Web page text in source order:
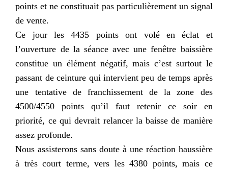
points et ne constituait pas particulièrement un signal
de vente.
Ce jour les 4435 points ont volé en éclat et
l’ouverture de la séance avec une fenêtre baissière
constitue un élément négatif, mais c’est surtout le
passant de ceinture qui intervient peu de temps après
une tentative de franchissement de la zone des
4500/4550 points qu’il faut retenir ce soir en
priorité, ce qui devrait relancer la baisse de manière
assez profonde.
Nous assisterons sans doute à une réaction haussière
à très court terme, vers les 4380 points, mais ce